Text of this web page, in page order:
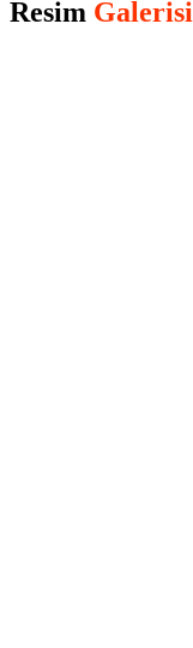
Resim Galerisi